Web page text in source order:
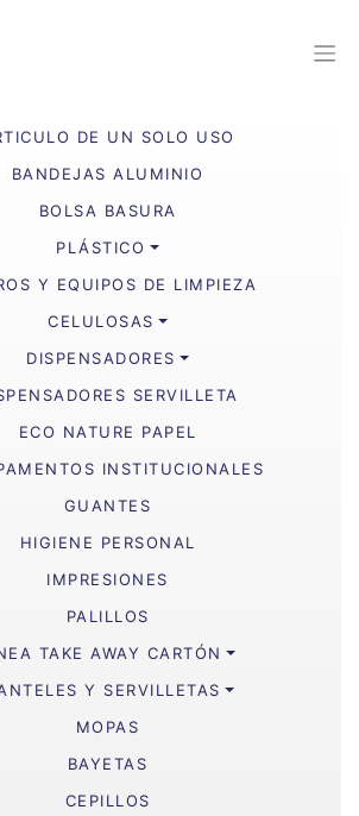
DE UN SOLO USO
BANDEJAS ALUMINIO
BOLSA BASURA
PLÁSTICO
Y EQUIPOS DE LIMPIEZA
CELULOSAS
DISPENSADORES
SERVILLETA
ECO NATURE PAPEL
INSTITUCIONALES
GUANTES
HIGIENE PERSONAL
IMPRESIONES
PALILLOS
TAKE AWAY CARTÓN
Y SERVILLETAS
MOPAS
BAYETAS
CEPILLOS